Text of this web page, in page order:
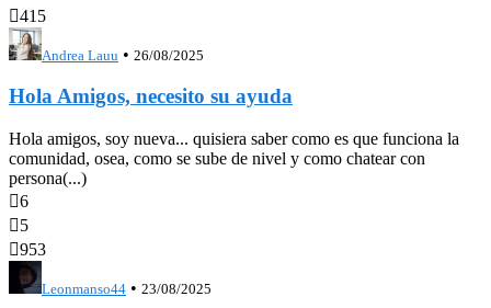
415
Andrea Lauu • 26/08/2025
Hola Amigos, necesito su ayuda
Hola amigos, soy nueva... quisiera saber como es que funciona la
comunidad, osea, como se sube de nivel y como chatear con
persona(...)
6
5
953
Leonmanso44 • 23/08/2025